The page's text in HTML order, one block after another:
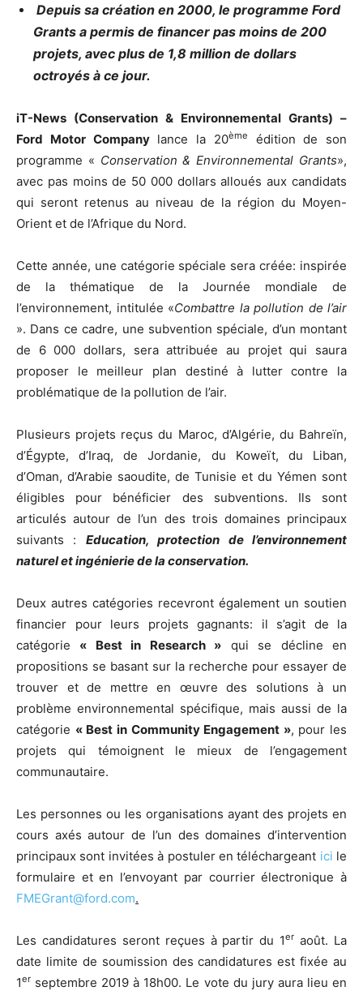
Depuis sa création en 2000, le programme Ford
Grants a permis de financer pas moins de 200
projets, avec plus de 1,8 million de dollars
octroyés à ce jour.
iT-News (Conservation & Environnemental Grants) –
Ford Motor Companylance la 20ème
édition de son
programme « Conservation & Environnemental Grants»,
avec pas moins de 50 000 dollars alloués aux candidats
qui seront retenus au niveau de la région du Moyen-
Orient et de l’Afrique du Nord.
Cette année, une catégorie spéciale sera créée: inspirée
de la thématique de la Journée mondiale de
l’environnement, intitulée «Combattre la pollution de l’air
». Dans ce cadre, une subvention spéciale, d’un montant
de 6 000 dollars, sera attribuée au projet qui saura
proposer le meilleur plan destiné à lutter contre la
problématique de la pollution de l’air.
Plusieurs projets reçus du Maroc, d’Algérie, du Bahreïn,
d’Égypte, d’Iraq, de Jordanie, du Koweït, du Liban,
d’Oman, d’Arabie saoudite, de Tunisie et du Yémen sont
éligibles pour bénéficier des subventions. Ils sont
articulés autour de l’un des trois domaines principaux
suivants : Education, protection de l’environnement
naturel et ingénierie de la conservation.
Deux autres catégories recevront également un soutien
financier pour leurs projets gagnants: il s’agit de la
catégorie « Best in Research » qui se décline en
propositions se basant sur la recherche pour essayer de
trouver et de mettre en œuvre des solutions à un
problème environnemental spécifique, mais aussi de la
catégorie « Best in Community Engagement », pour les
projets qui témoignent le mieux de l’engagement
communautaire.
Les personnes ou les organisations ayant des projets en
cours axés autour de l’un des domaines d’intervention
principaux sont invitées à postuler en téléchargeant ici le
formulaire et en l’envoyant par courrier électronique à
FMEGrant@ford.com.
Les candidatures seront reçues à partir du 1er août. La
date limite de soumission des candidatures est fixée au
1er septembre 2019 à 18h00. Le vote du jury aura lieu en